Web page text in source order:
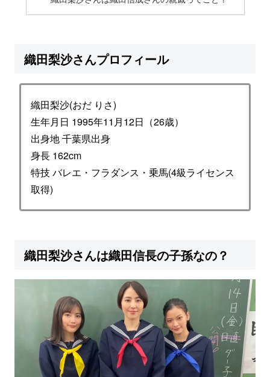
織田梨沙さんプロフィール
織田梨沙(おだ りさ)
生年月日 1995年11月12日（26歳）
出身地 千葉県出身
身長 162cm
特技 バレエ・フラダンス・乗馬(4級ライセンス
取得)
織田梨沙さんは織田信長の子孫なの？